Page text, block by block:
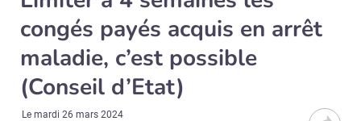
congés payés acquis en arrêt
maladie, c’est possible
(Conseil d’Etat)
Lemardi 26 mars 2024